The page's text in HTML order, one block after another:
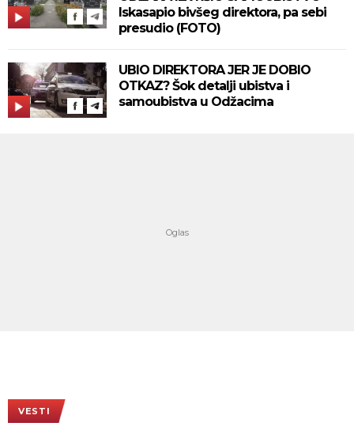
Iskasapio bivšeg direktora, pa sebi
presudio (FOTO)
UBIO DIREKTORA JER JE DOBIO
OTKAZ? Šok detalji ubistva i
samoubistva u Odžacima
VESTI